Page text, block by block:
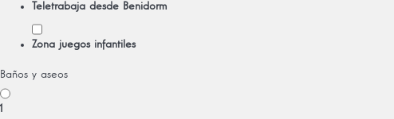
Teletrabaja desde Benidorm
Zona juegos infantiles
Baños y aseos
1